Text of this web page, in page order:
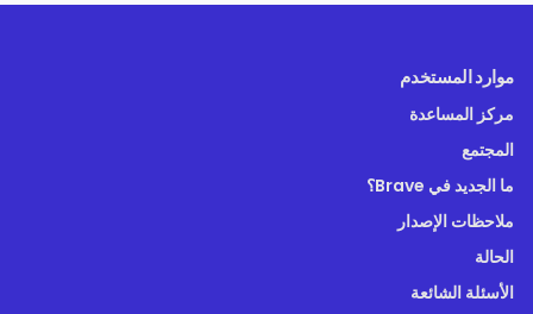
موارد المستخدم
مركز المساعدة
المجتمع
ما الجديد في Brave؟
ملاحظات الإصدار
الحالة
الأسئلة الشائعة